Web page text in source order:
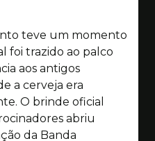
teve um momento
foi trazido ao palco
aos antigos
a cerveja era
O brinde oficial
abriu
da Banda